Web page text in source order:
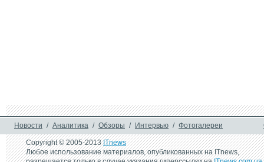
Новости / Аналитика / Обзоры / Интервью / Фотогалереи
Copyright © 2005-2013ITnews
Любое использование материалов, опубликованных на ITnews,